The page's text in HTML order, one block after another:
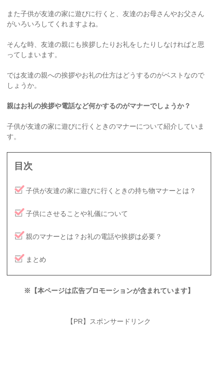
また子供が友達の家に遊びに行くと、友達のお母さんやお父さん
がいろいろしてくれますよね。
そんな時、友達の親にも挨拶したりお礼をしたりしなければと思
ってしまいます。
では友達の親への挨拶やお礼の仕方はどうするのがベストなので
しょうか。
親はお礼の挨拶や電話など何かするのがマナーでしょうか？
子供が友達の家に遊びに行くときのマナーについて紹介していま
す。
目次
子供が友達の家に遊びに行くときの持ち物マナーとは？
子供にさせることや礼儀について
親のマナーとは？お礼の電話や挨拶は必要？
まとめ
※【本ページは広告プロモーションが含まれています】
【PR】スポンサードリンク